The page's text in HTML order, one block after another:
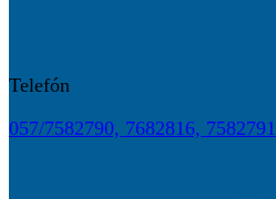
Telefón
057/7582790, 7682816, 7582791